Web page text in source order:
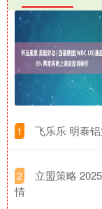
1 飞乐乐 明泰
2
立盟策略
情